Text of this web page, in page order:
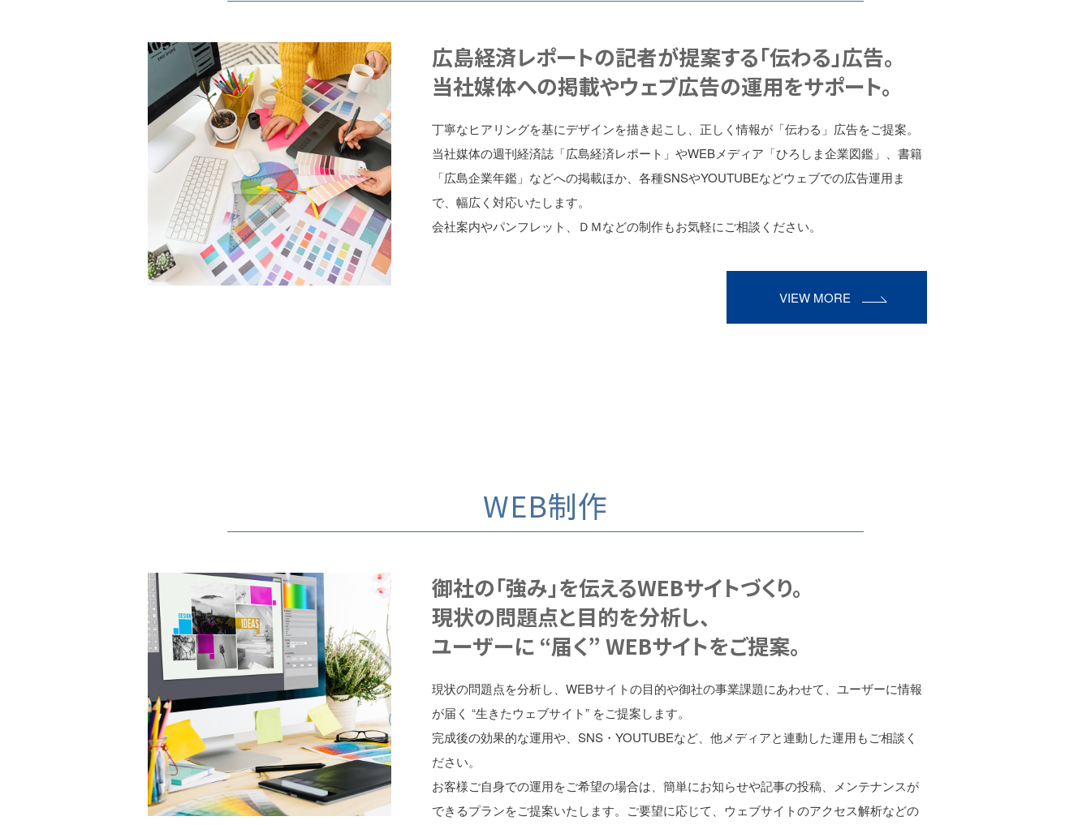
広島経済レポートの記者が提案する「伝わる」広告。
当社媒体への掲載やウェブ広告の運用をサポート。
丁寧なヒアリングを基にデザインを描き起こし、正しく情報が「伝わる」広告をご提案。
当社媒体の週刊経済誌「広島経済レポート」やWEBメディア「ひろしま企業図鑑」、書籍
「広島企業年鑑」などへの掲載ほか、各種SNSやYOUTUBEなどウェブでの広告運用ま
で、幅広く対応いたします。
会社案内やパンフレット、ＤＭなどの制作もお気軽にご相談ください。
VIEW MORE
WEB制作
御社の「強み」を伝えるWEBサイトづくり。
現状の問題点と目的を分析し、
ユーザーに “届く” WEBサイトをご提案。
現状の問題点を分析し、WEBサイトの目的や御社の事業課題にあわせて、ユーザーに情報
が届く “生きたウェブサイト” をご提案します。
完成後の効果的な運用や、SNS・YOUTUBEなど、他メディアと連動した運用もご相談く
ださい。
お客様ご自身での運用をご希望の場合は、簡単にお知らせや記事の投稿、メンテナンスが
できるプランをご提案いたします。ご要望に応じて、ウェブサイトのアクセス解析などの